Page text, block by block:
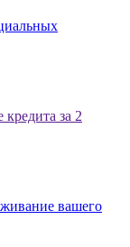
за 2
вашего